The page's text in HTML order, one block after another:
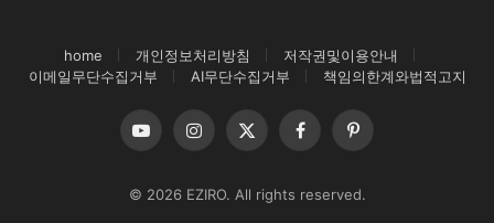
home 개인정보처리방침
저작권및이용안내
이메일무단수집거부
AI무단수집거부 책임의한계와법적고지
YouTubeInstagram
X
FacebookPinterest
© 2026 EZIRO. All rights reserved.